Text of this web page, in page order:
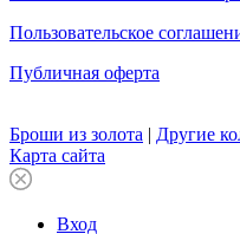
Пользовательское
Публичная оферта
Броши из золота | Другие
Карта сайта
Вход